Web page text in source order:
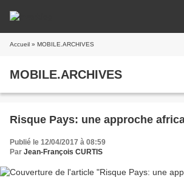
Accueil » MOBILE.ARCHIVES
MOBILE.ARCHIVES
Risque Pays: une approche
Publié le 12/04/2017 à 08:59
Par Jean-François CURTIS